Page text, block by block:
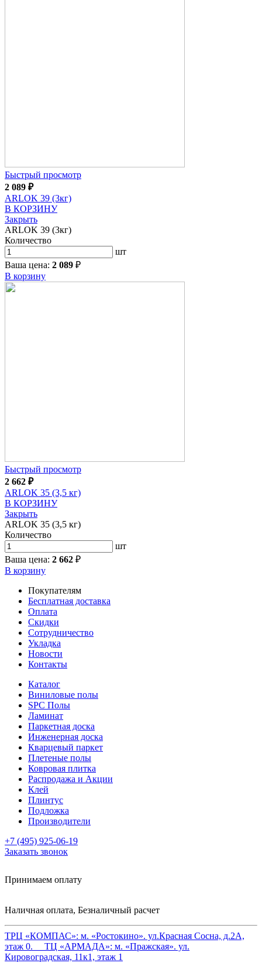
Быстрый просмотр
2 089 ₽
ARLOK 39 (3кг)
В КОРЗИНУ
Закрыть
ARLOK 39 (3кг)
Количество
шт
Ваша цена: 2 089 ₽
В корзину
Быстрый просмотр
2 662 ₽
ARLOK 35 (3,5 кг)
В КОРЗИНУ
Закрыть
ARLOK 35 (3,5 кг)
Количество
шт
Ваша цена: 2 662 ₽
В корзину
Покупателям
Бесплатная доставка
Оплата
Скидки
Сотрудничество
Укладка
Новости
Контакты
Каталог
Виниловые полы
SPC Полы
Ламинат
Паркетная доска
Инженерная доска
Кварцевый паркет
Плетеные полы
Ковровая плитка
Распродажа и Акции
Клей
Плинтус
Подложка
Производители
+7 (495) 925-06-19
Заказать звонок
Принимаем оплату
Наличная оплата, Безналичный расчет
ТРЦ «КОМПАС»: м. «Ростокино». ул.Красная Сосна, д.2А,
этаж 0. ТЦ «АРМАДА»: м. «Пражская». ул.
Кировоградская, 11к1, этаж 1